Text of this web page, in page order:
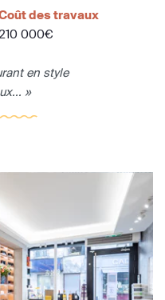
des travaux
000€
en style
»